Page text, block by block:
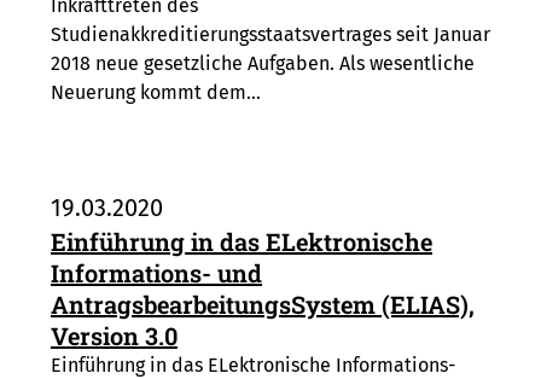
Inkrafttreten des
Studienakkreditierungsstaatsvertrages seit Januar
2018 neue gesetzliche Aufgaben. Als wesentliche
Neuerung kommt dem…
19.03.2020
Einführung in das ELektronische
Informations- und
AntragsbearbeitungsSystem (ELIAS),
Version 3.0
Einführung in das ELektronische Informations-